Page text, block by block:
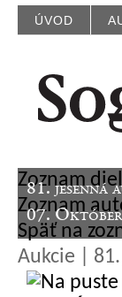
ÚVOD
81.
07.
Zoznam diel
Zoznam
Späť na
Aukcie |